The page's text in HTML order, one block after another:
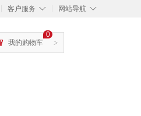
◇
客户服务 ◇
网站导航
>
0
我的购物车